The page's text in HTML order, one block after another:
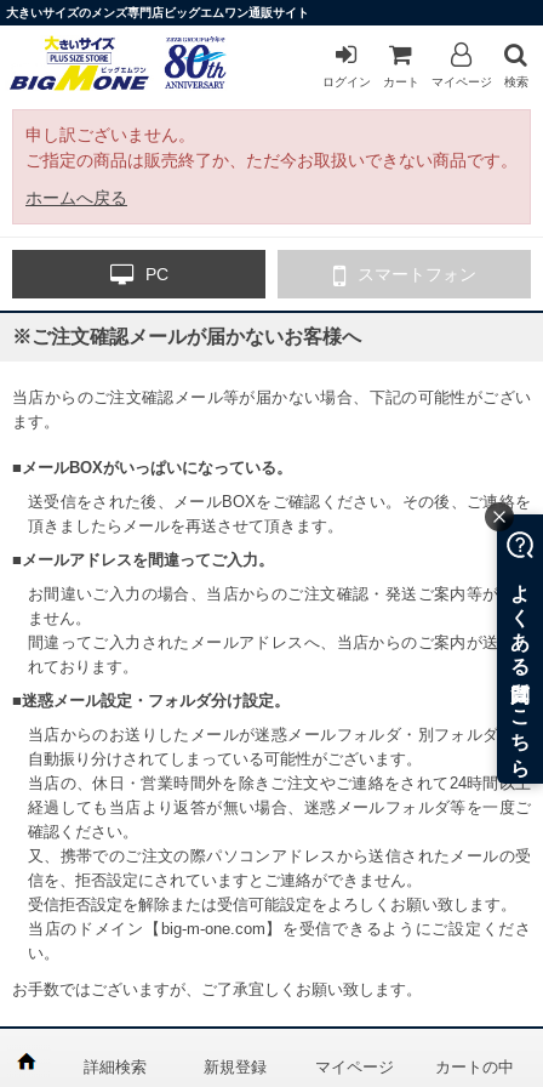
大きいサイズのメンズ専門店ビッグエムワン通販サイト
ログイン カート マイページ 検索
申し訳ございません。
ご指定の商品は販売終了か、ただ今お取扱いできない商品です。
ホームへ戻る
PC スマートフォン
※ご注文確認メールが届かないお客様へ
当店からのご注文確認メール等が届かない場合、下記の可能性がござい
ます。
■メールBOXがいっぱいになっている。
送受信をされた後、メールBOXをご確認ください。その後、ご連絡を
頂きましたらメールを再送させて頂きます。
■メールアドレスを間違ってご入力。
お間違いご入力の場合、当店からのご注文確認・発送ご案内等が届き
ません。
間違ってご入力されたメールアドレスへ、当店からのご案内が送信さ
れております。
■迷惑メール設定・フォルダ分け設定。
当店からのお送りしたメールが迷惑メールフォルダ・別フォルダ等へ
自動振り分けされてしまっている可能性がございます。
当店の、休日・営業時間外を除きご注文やご連絡をされて24時間以上
経過しても当店より返答が無い場合、迷惑メールフォルダ等を一度ご
確認ください。
又、携帯でのご注文の際パソコンアドレスから送信されたメールの受
信を、拒否設定にされていますとご連絡ができません。
受信拒否設定を解除または受信可能設定をよろしくお願い致します。
当店のドメイン【big-m-one.com】を受信できるようにご設定くださ
い。
お手数ではございますが、ご了承宜しくお願い致します。
詳細検索 新規登録 マイページ カートの中